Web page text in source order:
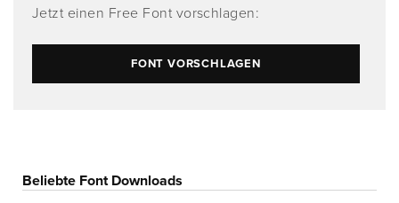
Jetzt einen Free Font vorschlagen:
FONT VORSCHLAGEN
Beliebte Font Downloads